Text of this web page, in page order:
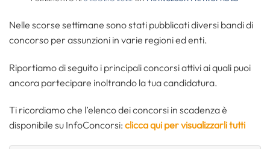
Nelle scorse settimane sono stati pubblicati diversi bandi di
concorso per assunzioni in varie regioni ed enti.
Riportiamo di seguito i principali concorsi attivi ai quali puoi
ancora partecipare inoltrando la tua candidatura.
Ti ricordiamo che l’elenco dei concorsi in scadenza è
disponibile su InfoConcorsi: clicca qui per visualizzarli tutti